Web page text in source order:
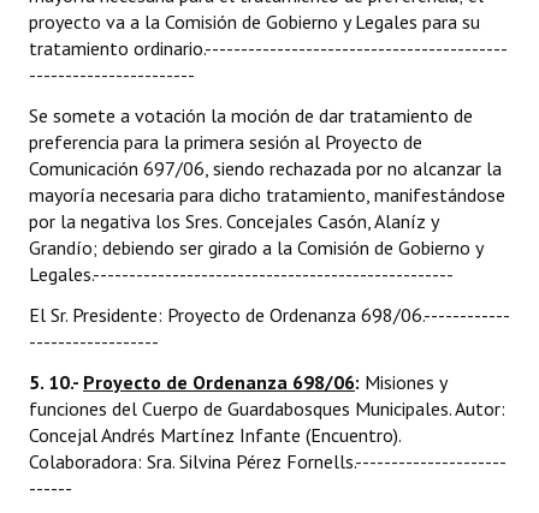
proyecto va a la Comisión de Gobierno y Legales para su
tratamiento ordinario.------------------------------------------
-----------------------
Se somete a votación la moción de dar tratamiento de
preferencia para la primera sesión al Proyecto de
Comunicación 697/06, siendo rechazada por no alcanzar la
mayoría necesaria para dicho tratamiento, manifestándose
por la negativa los Sres. Concejales Casón, Alaníz y
Grandío; debiendo ser girado a la Comisión de Gobierno y
Legales.--------------------------------------------------
El Sr. Presidente: Proyecto de Ordenanza 698/06.------------
------------------
5. 10.- Proyecto de Ordenanza 698/06: Misiones y
funciones del Cuerpo de Guardabosques Municipales. Autor:
Concejal Andrés Martínez Infante (Encuentro).
Colaboradora: Sra. Silvina Pérez Fornells.---------------------
------